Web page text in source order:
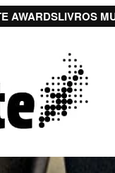
AWARDSLIVROS